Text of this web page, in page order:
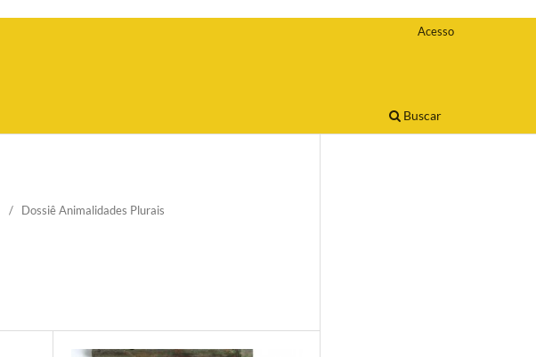
Buscar
Acesso
/ Dossiê Animalidades Plurais